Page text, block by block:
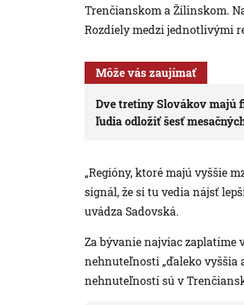
Trenčianskom a Žilinskom.
Rozdiely medzi jednotlivými
Môže vás zaujímať
Dve tretiny Slovákov majú
ľudia odložiť šesť
„Regióny, ktoré majú vyššie
signál, že si tu vedia nájsť
uvádza Sadovská.
Za bývanie najviac zaplatíme
nehnuteľnosti „ďaleko vyššia
nehnuteľností sú v